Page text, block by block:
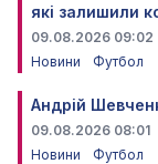
які залишили
09.08.2026 09:02
Новини
Футбол
Андрій
09.08.2026 08:01
Новини
Футбол